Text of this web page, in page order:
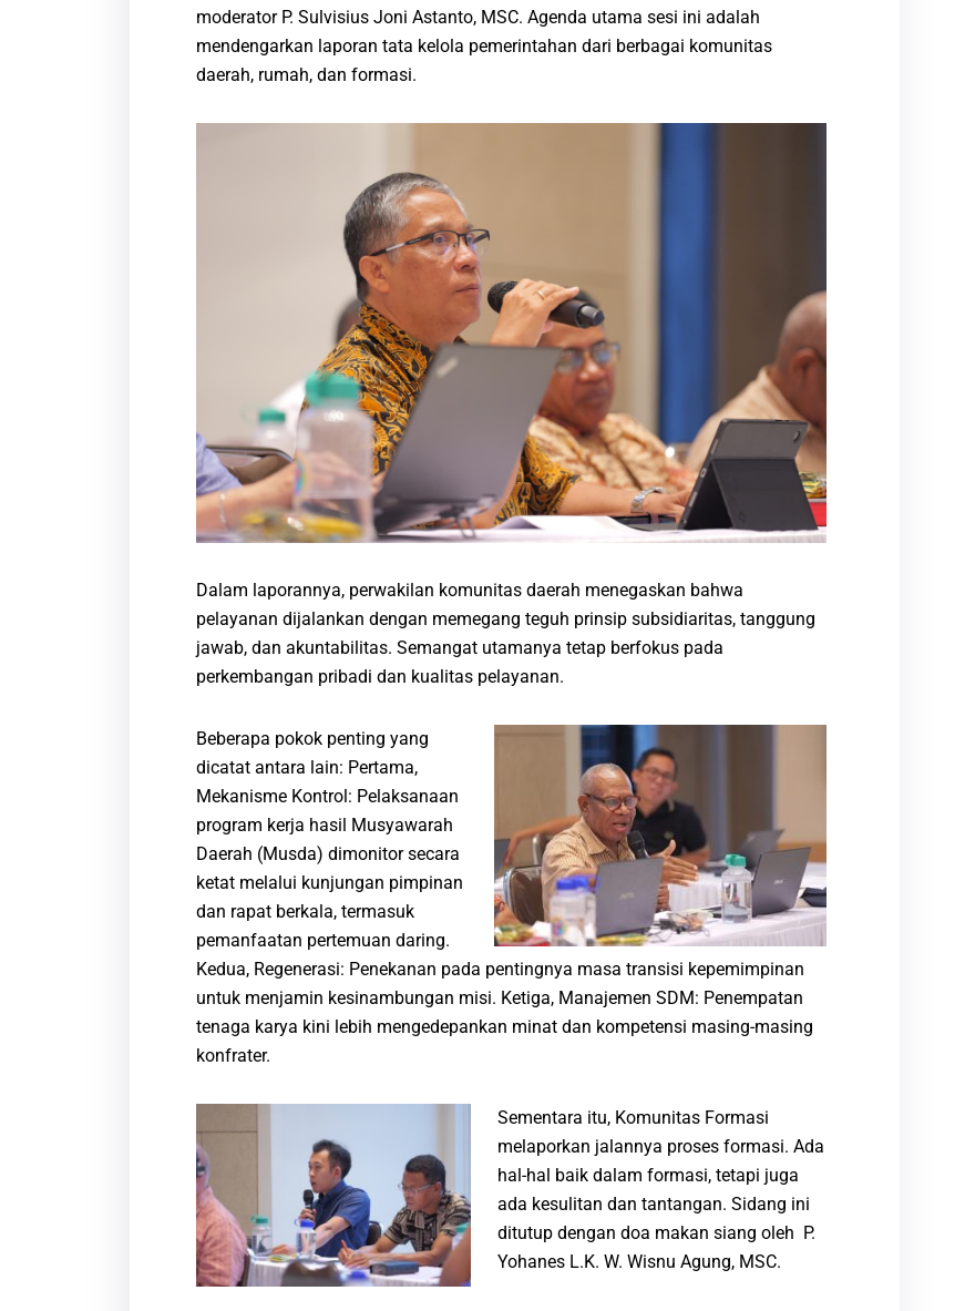
moderator P. Sulvisius Joni Astanto, MSC. Agenda utama sesi ini adalah
mendengarkan laporan tata kelola pemerintahan dari berbagai komunitas
daerah, rumah, dan formasi.
Dalam laporannya, perwakilan komunitas daerah menegaskan bahwa
pelayanan dijalankan dengan memegang teguh prinsip subsidiaritas, tanggung
jawab, dan akuntabilitas. Semangat utamanya tetap berfokus pada
perkembangan pribadi dan kualitas pelayanan.
Beberapa pokok penting yang
dicatat antara lain: Pertama,
Mekanisme Kontrol: Pelaksanaan
program kerja hasil Musyawarah
Daerah (Musda) dimonitor secara
ketat melalui kunjungan pimpinan
dan rapat berkala, termasuk
pemanfaatan pertemuan daring.
Kedua, Regenerasi: Penekanan pada pentingnya masa transisi kepemimpinan
untuk menjamin kesinambungan misi. Ketiga, Manajemen SDM: Penempatan
tenaga karya kini lebih mengedepankan minat dan kompetensi masing-masing
konfrater.
Sementara itu, Komunitas Formasi
melaporkan jalannya proses formasi. Ada
hal-hal baik dalam formasi, tetapi juga
ada kesulitan dan tantangan. Sidang ini
ditutup dengan doa makan siang oleh P.
Yohanes L.K. W. Wisnu Agung, MSC.